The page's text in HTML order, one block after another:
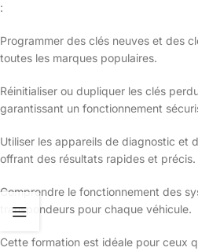
:
Programmer des clés neuves et des
toutes les marques populaires.
Réinitialiser ou dupliquer les clés
garantissant un fonctionnement
Utiliser les appareils de diagnostic et
offrant des résultats rapides et précis.
Comprendre le fonctionnement des
transpondeurs pour chaque véhicule.
Cette formation est idéale pour ceux